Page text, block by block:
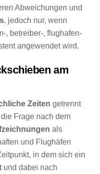
Abweichungen und
, jedoch nur, wenn
, betreiber-, flughafen-
angewendet wird.
am
Zeiten getrennt
Frage nach dem
als
und Flughäfen
in dem sich ein
und dabei nach